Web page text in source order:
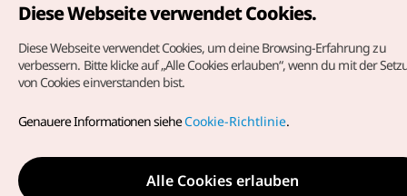
vorbehalten.
dieoffizielle E-Mail-Adresse
german@knto.or.kr
Diese Webseite verwendet Cookies.
Diese Webseite verwendet Cookies, um deine Browsing-Erfahrung zu
verbessern. Bitte klicke auf „Alle Cookies erlauben“, wenn du mit der
von Cookies einverstanden bist.
Genauere Informationen sieheCookie-Richtlinie.
Alle Cookies erlauben